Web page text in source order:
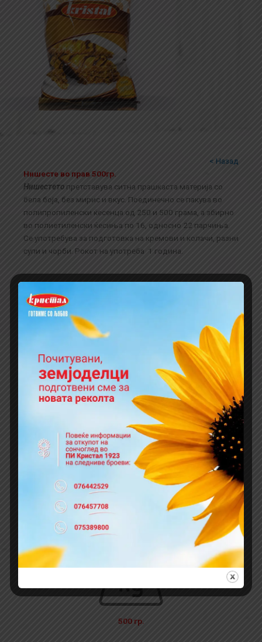
< Назад
Нишесте во прав 500гр.
Нишестето претставува ситна прашкаста материја со
бела боја, без мирис и вкус. Поединечно се пакува во
полипропиленски ќесенца од 250 и 500 грама, а збирно
во полиетиленски ќесиња по 16, односно 22 парчиња.
Се употребува за подготовка на кремови и колачи, разни
супи и чорби. Рокот на употреба 1 година.
5310041000941
10 парчиња во полиетиленски ќесиња
500 гр.